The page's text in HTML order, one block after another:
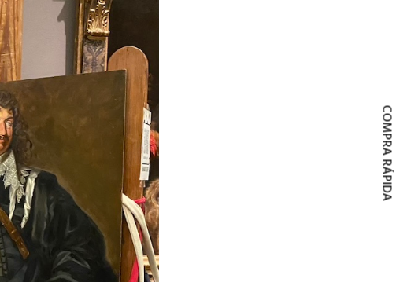
COMPRA RÁPIDA